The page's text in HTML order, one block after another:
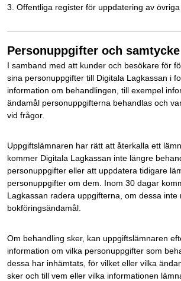
3. Offentliga register för uppdatering av övriga
Personuppgifter och samtycke
I samband med att kunder och besökare för
sina personuppgifter till Digitala Lagkassan i
information om behandlingen, till exempel
ändamål personuppgifterna behandlas och
vid frågor.
Uppgiftslämnaren har rätt att återkalla ett
kommer Digitala Lagkassan inte längre
personuppgifter eller att uppdatera tidigare
personuppgifter om dem. Inom 30 dagar
Lagkassan radera uppgifterna, om dessa inte
bokföringsändamål.
Om behandling sker, kan uppgiftslämnaren
information om vilka personuppgifter som
dessa har inhämtats, för vilket eller vilka
sker och till vem eller vilka informationen